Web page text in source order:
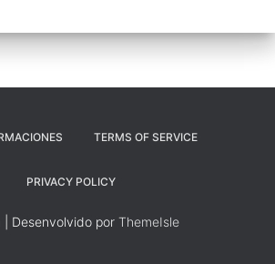
TERMS OF SERVICE
PRIVACY POLICY
| Desenvolvido por ThemeIsle